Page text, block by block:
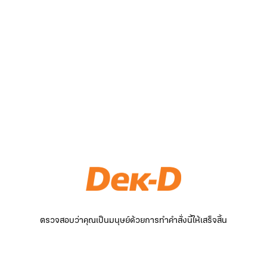
ตรวจสอบว่าคุณเป็นมนุษย์ด้วยการทำคำสั่งนี้ให้เสร็จสิ้น